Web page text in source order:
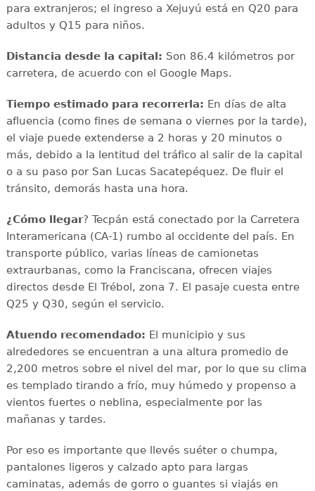
para extranjeros; el ingreso a Xejuyú está en Q20 para
adultos y Q15 para niños.
Distancia desde la capital: Son 86.4 kilómetros por
carretera, de acuerdo con el Google Maps.
Tiempo estimado para recorrerla: En días de alta
afluencia (como fines de semana o viernes por la tarde),
el viaje puede extenderse a 2 horas y 20 minutos o
más, debido a la lentitud del tráfico al salir de la capital
o a su paso por San Lucas Sacatepéquez. De fluir el
tránsito, demorás hasta una hora.
¿Cómo llegar? Tecpán está conectado por la Carretera
Interamericana (CA-1) rumbo al occidente del país. En
transporte público, varias líneas de camionetas
extraurbanas, como la Franciscana, ofrecen viajes
directos desde El Trébol, zona 7. El pasaje cuesta entre
Q25 y Q30, según el servicio.
Atuendo recomendado: El municipio y sus
alrededores se encuentran a una altura promedio de
2,200 metros sobre el nivel del mar, por lo que su clima
es templado tirando a frío, muy húmedo y propenso a
vientos fuertes o neblina, especialmente por las
mañanas y tardes.
Por eso es importante que llevés suéter o chumpa,
pantalones ligeros y calzado apto para largas
caminatas, además de gorro o guantes si viajás en